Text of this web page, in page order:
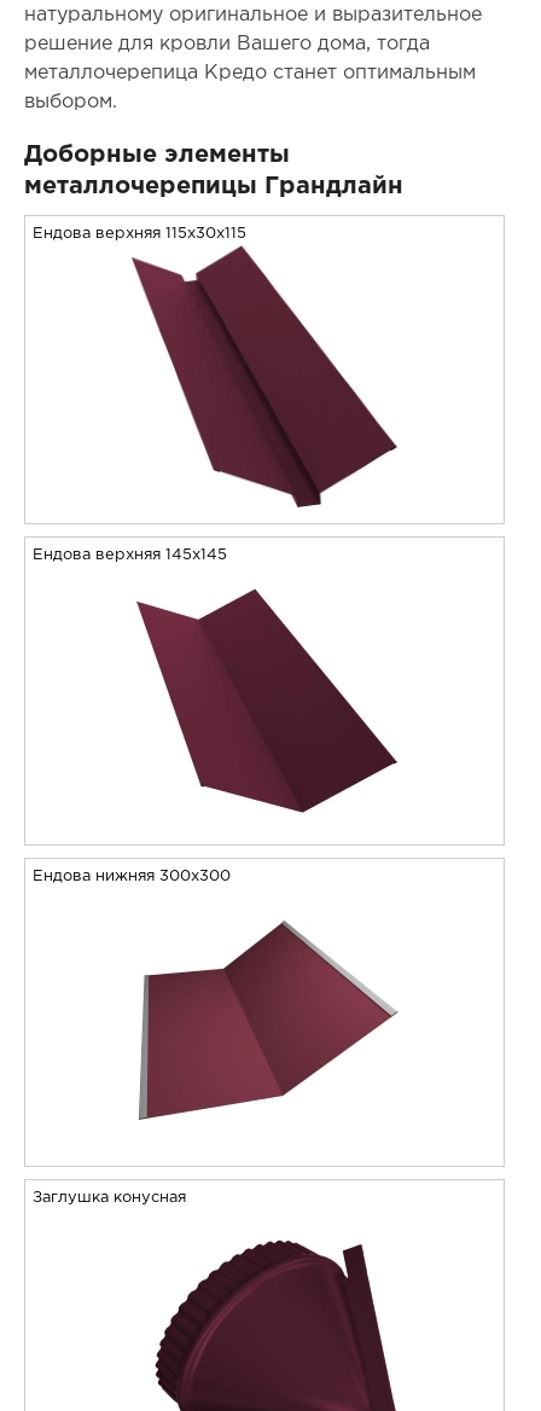
натуральному оригинальное и выразительное
решение для кровли Вашего дома, тогда
металлочерепица Кредо станет оптимальным
выбором.
Доборные элементы
металлочерепицы Грандлайн
Ендова верхняя 115x30x115
Ендова верхняя 145х145
Ендова нижняя 300х300
Заглушка конусная